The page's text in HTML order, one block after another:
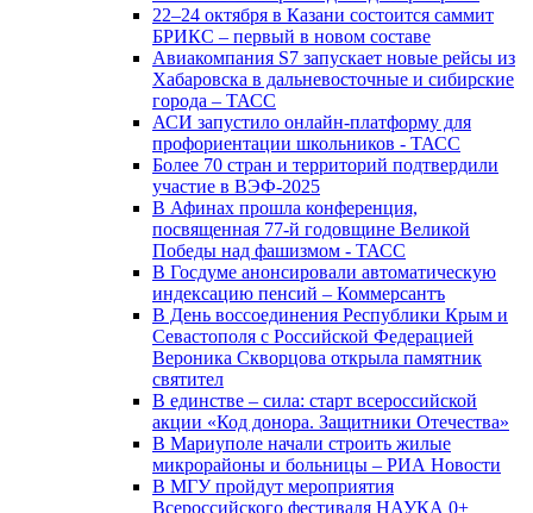
22–24 октября в Казани состоится саммит
БРИКС – первый в новом составе
Авиакомпания S7 запускает новые рейсы из
Хабаровска в дальневосточные и сибирские
города – ТАСС
АСИ запустило онлайн-платформу для
профориентации школьников - ТАСС
Более 70 стран и территорий подтвердили
участие в ВЭФ-2025
В Афинах прошла конференция,
посвященная 77-й годовщине Великой
Победы над фашизмом - ТАСС
В Госдуме анонсировали автоматическую
индексацию пенсий – Коммерсантъ
В День воссоединения Республики Крым и
Севастополя с Российской Федерацией
Вероника Скворцова открыла памятник
святител
В единстве – сила: старт всероссийской
акции «Код донора. Защитники Отечества»
В Мариуполе начали строить жилые
микрорайоны и больницы – РИА Новости
В МГУ пройдут мероприятия
Всероссийского фестиваля НАУКА 0+